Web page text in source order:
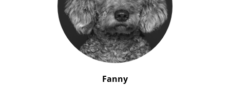
Fanny